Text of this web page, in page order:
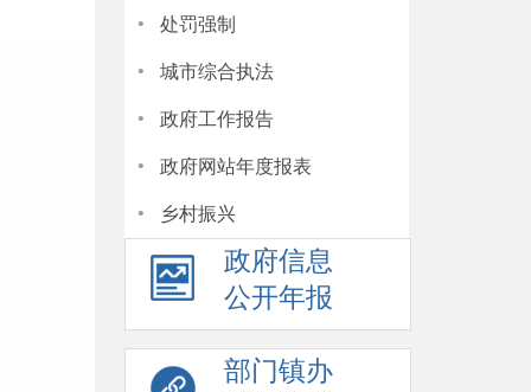
· 处罚强制
· 城市综合执法
· 政府工作报告
· 政府网站年度报表
· 乡村振兴
政府信息
公开年报
部门镇办